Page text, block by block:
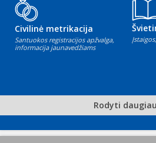
Civilinė metrikacija
Santuokos registracijos apžvalga,
informacija jaunavedžiams
Rodyti daugiau